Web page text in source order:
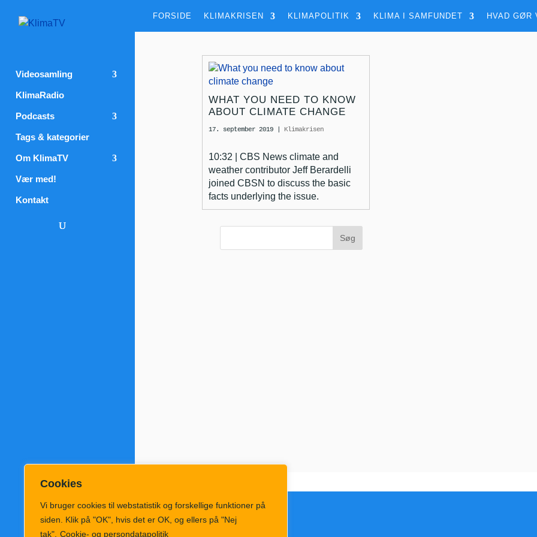
Cookies
Vi bruger cookies til webstatistik og forskellige funktioner på
siden. Klik på "OK", hvis det er OK, og ellers på "Nej
tak". Cookie- og persondatapolitik
FORSIDE KLIMAKRISEN KLIMAPOLITIK KLIMA I SAMFUNDET HVAD GØR
Videosamling
KlimaRadio
Podcasts
Tags & kategorier
Om KlimaTV
Vær med!
Kontakt
WHAT YOU NEED TO KNOW
ABOUT CLIMATE CHANGE
17. september 2019| Klimakrisen
10:32 | CBS News climate and
weather contributor Jeff Berardelli
joined CBSN to discuss the basic
facts underlying the issue.